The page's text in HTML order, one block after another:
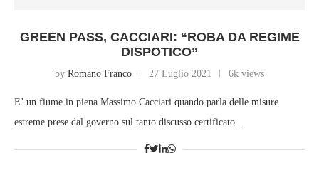
GREEN PASS, CACCIARI: “ROBA DA REGIME
DISPOTICO”
by Romano Franco 27 Luglio 2021 6k views
E’ un fiume in piena Massimo Cacciari quando parla delle misure
estreme prese dal governo sul tanto discusso certificato…